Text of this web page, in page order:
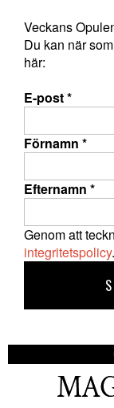
Veckans
Du kan när
här:
E-post*
Förnamn *
Efternamn *
Genom att
integritetspolicy.